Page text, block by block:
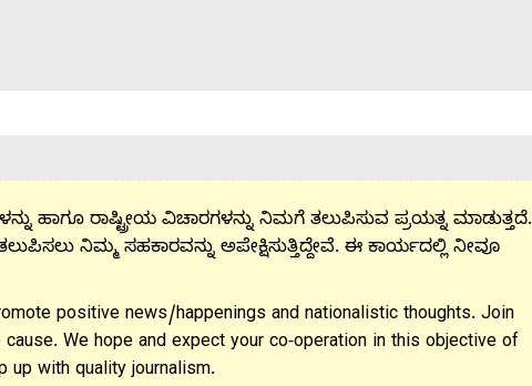
ಹಾಗೂ ರಾಷ್ಟ್ರೀಯ ವಿಚಾರಗಳನ್ನು ನಿಮಗೆ ತಲುಪಿಸುವ ಪ್ರಯತ್ನ ಮಾಡುತ್ತದೆ.
ನಿಮ್ಮ ಸಹಕಾರವನ್ನು ಅಪೇಕ್ಷಿಸುತ್ತಿದ್ದೇವೆ. ಈ ಕಾರ್ಯದಲ್ಲಿ ನೀವೂ
positive news/happenings and nationalistic thoughts. Join
We hope and expect your co-operation in this objective of
up with quality journalism.